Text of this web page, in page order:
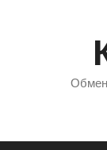
Обмен